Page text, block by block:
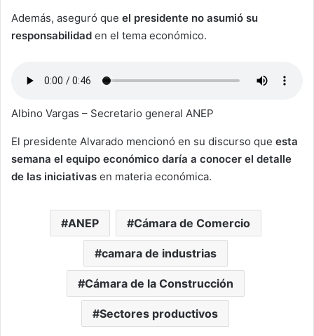
Además, aseguró que el presidente no asumió su
responsabilidad en el tema económico.
Albino Vargas – Secretario general ANEP
El presidente Alvarado mencionó en su discurso que esta
semana el equipo económico daría a conocer el detalle
de las iniciativas en materia económica.
ANEP Cámara de Comercio
camara de industrias
Cámara de la Construcción
Sectores productivos